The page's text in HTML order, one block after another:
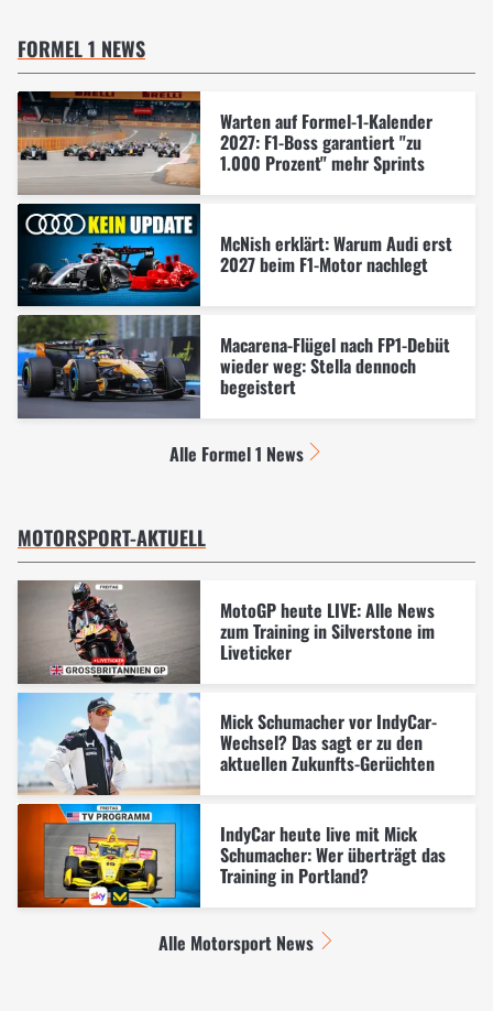
FORMEL 1 NEWS
Warten auf Formel-1-Kalender
2027: F1-Boss garantiert "zu
1.000 Prozent" mehr Sprints
McNish erklärt: Warum Audi erst
2027 beim F1-Motor nachlegt
Macarena-Flügel nach FP1-Debüt
wieder weg: Stella dennoch
begeistert
Alle Formel 1 News
MOTORSPORT-AKTUELL
MotoGP heute LIVE: Alle News
zum Training in Silverstone im
Liveticker
Mick Schumacher vor IndyCar-
Wechsel? Das sagt er zu den
aktuellen Zukunfts-Gerüchten
IndyCar heute live mit Mick
Schumacher: Wer überträgt das
Training in Portland?
Alle Motorsport News